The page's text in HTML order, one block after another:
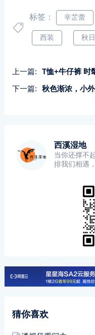
标签： 辛芷蕾
西装 秋日
上一篇:
T恤+牛仔裤 时
下一篇:
秋色渐浓，小
西溪湿地
当你还撑不
排我们相遇
猜你喜欢